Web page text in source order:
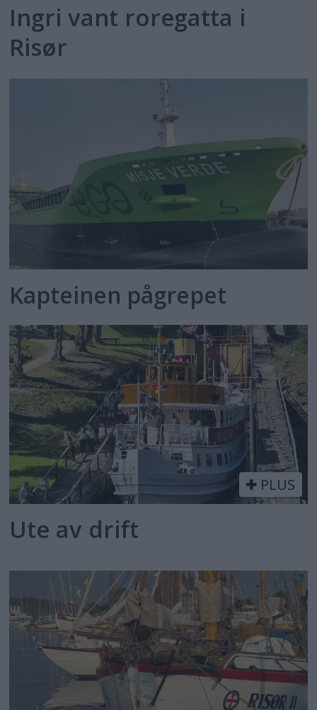
Ingri vant roregatta i
Risør
Kapteinen pågrepet
PLUS
Ute av drift